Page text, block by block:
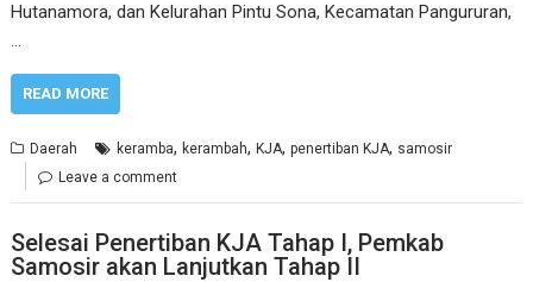
Hutanamora, dan Kelurahan Pintu Sona, Kecamatan Pangururan,
…
READ MORE
Daerah keramba,kerambah,KJA,penertiban KJA, samosir
Leave a comment
Selesai Penertiban KJA Tahap I, Pemkab
Samosir akan Lanjutkan Tahap II